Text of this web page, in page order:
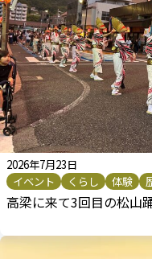
2026年7月23日
イベント
くらし 体験
高梁に来て3回目の松山